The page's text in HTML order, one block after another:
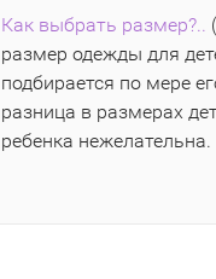
Как выбрать размер?..
размер одежды для
подбирается по мере
разница в размерах
ребенка нежелательна.